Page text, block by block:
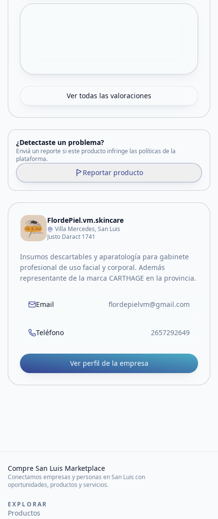
Ver todas las valoraciones
¿Detectaste un problema?
Enviá un reporte si este producto infringe las políticas de la
plataforma.
Reportar producto
FlordePiel.vm.skincare
Villa Mercedes, San Luis
Justo Daract 1741
Insumos descartables y aparatología para gabinete
profesional de uso facial y corporal. Además
representante de la marca CARTHAGE en la provincia.
Email flordepielvm@gmail.com
Teléfono 2657292649
Ver perfil de la empresa
Compre San Luis Marketplace
Conectamos empresas y personas en San Luis con
oportunidades, productos y servicios.
EXPLORAR
Productos